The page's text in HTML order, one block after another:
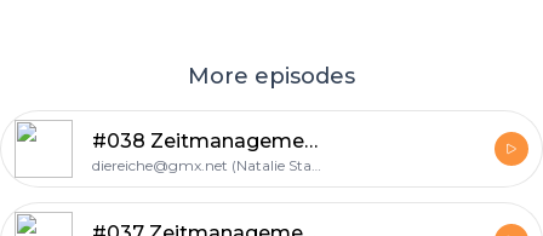
More episodes
#038 Zeitmanagement - Prioritäten und Ziele
diereiche@gmx.net (Natalie Stange)